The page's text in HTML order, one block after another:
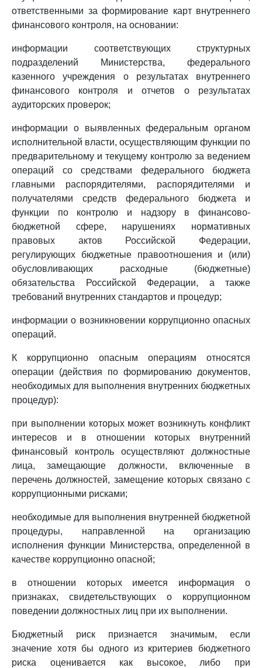
ответственными за формирование карт внутреннего
финансового контроля, на основании:
информации соответствующих структурных
подразделений Министерства, федерального
казенного учреждения о результатах внутреннего
финансового контроля и отчетов о результатах
аудиторских проверок;
информации о выявленных федеральным органом
исполнительной власти, осуществляющим функции по
предварительному и текущему контролю за ведением
операций со средствами федерального бюджета
главными распорядителями, распорядителями и
получателями средств федерального бюджета и
функции по контролю и надзору в финансово-
бюджетной сфере, нарушениях нормативных
правовых актов Российской Федерации,
регулирующих бюджетные правоотношения и (или)
обусловливающих расходные (бюджетные)
обязательства Российской Федерации, а также
требований внутренних стандартов и процедур;
информации о возникновении коррупционно опасных
операций.
К коррупционно опасным операциям относятся
операции (действия по формированию документов,
необходимых для выполнения внутренних бюджетных
процедур):
при выполнении которых может возникнуть конфликт
интересов и в отношении которых внутренний
финансовый контроль осуществляют должностные
лица, замещающие должности, включенные в
перечень должностей, замещение которых связано с
коррупционными рисками;
необходимые для выполнения внутренней бюджетной
процедуры, направленной на организацию
исполнения функции Министерства, определенной в
качестве коррупционно опасной;
в отношении которых имеется информация о
признаках, свидетельствующих о коррупционном
поведении должностных лиц при их выполнении.
Бюджетный риск признается значимым, если
значение хотя бы одного из критериев бюджетного
риска оценивается как высокое, либо при